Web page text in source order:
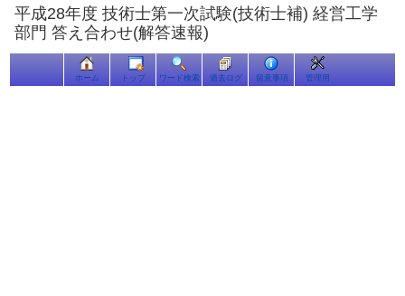
平成28年度 技術士第一次試験(技術士補) 経営工学
部門 答え合わせ(解答速報)
管理用
留意事項
過去ログ
ワード検索
トップ
ホーム